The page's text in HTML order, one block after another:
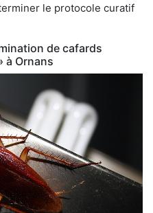
le protocole curatif
de cafards
à Ornans